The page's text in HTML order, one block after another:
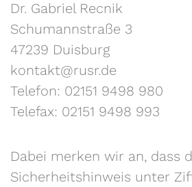
Dr. Gabriel Recnik
Schumannstraße 3
47239 Duisburg
kontakt@rusr.de
Telefon: 02151 9498 980
Telefax: 02151 9498 993
Dabei merken wir an, dass
Sicherheitshinweis unter